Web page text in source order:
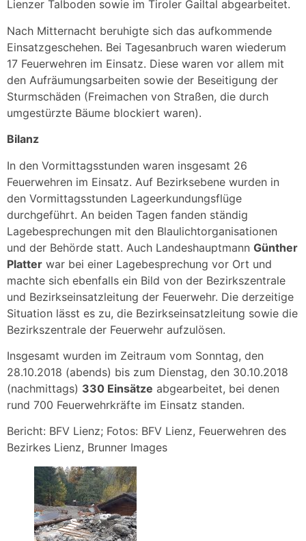
Lienzer Talboden sowie im Tiroler Gailtal abgearbeitet.
Nach Mitternacht beruhigte sich das aufkommende
Einsatzgeschehen. Bei Tagesanbruch waren wiederum
17 Feuerwehren im Einsatz. Diese waren vor allem mit
den Aufräumungsarbeiten sowie der Beseitigung der
Sturmschäden (Freimachen von Straßen, die durch
umgestürzte Bäume blockiert waren).
Bilanz
In den Vormittagsstunden waren insgesamt 26
Feuerwehren im Einsatz. Auf Bezirksebene wurden in
den Vormittagsstunden Lageerkundungsflüge
durchgeführt. An beiden Tagen fanden ständig
Lagebesprechungen mit den Blaulichtorganisationen
und der Behörde statt. Auch Landeshauptmann Günther
Platter war bei einer Lagebesprechung vor Ort und
machte sich ebenfalls ein Bild von der Bezirkszentrale
und Bezirkseinsatzleitung der Feuerwehr. Die derzeitige
Situation lässt es zu, die Bezirkseinsatzleitung sowie die
Bezirkszentrale der Feuerwehr aufzulösen.
Insgesamt wurden im Zeitraum vom Sonntag, den
28.10.2018 (abends) bis zum Dienstag, den 30.10.2018
(nachmittags) 330 Einsätze abgearbeitet, bei denen
rund 700 Feuerwehrkräfte im Einsatz standen.
Bericht: BFV Lienz; Fotos: BFV Lienz, Feuerwehren des
Bezirkes Lienz, Brunner Images